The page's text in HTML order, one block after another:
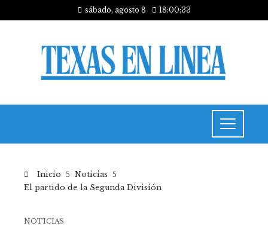
sábado, agosto 8 18:00:33
Inicio
Noticias
El partido de la Segunda División
NOTICIAS